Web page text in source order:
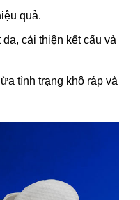
quả.
cải thiện kết cấu và
tình trạng khô ráp và